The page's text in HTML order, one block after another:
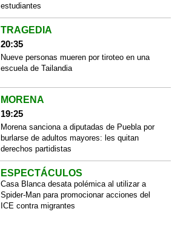
estudiantes
TRAGEDIA
20:35
Nueve personas mueren por tiroteo en una
escuela de Tailandia
MORENA
19:25
Morena sanciona a diputadas de Puebla por
burlarse de adultos mayores: les quitan
derechos partidistas
ESPECTÁCULOS
Casa Blanca desata polémica al utilizar a
Spider-Man para promocionar acciones del
ICE contra migrantes